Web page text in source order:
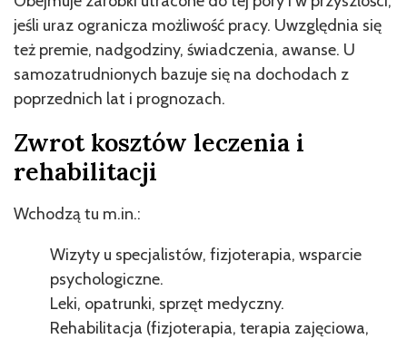
jeśli uraz ogranicza możliwość pracy. Uwzględnia się
też premie, nadgodziny, świadczenia, awanse. U
samozatrudnionych bazuje się na dochodach z
poprzednich lat i prognozach.
Zwrot kosztów leczenia i
rehabilitacji
Wchodzą tu m.in.:
Wizyty u specjalistów, fizjoterapia, wsparcie
psychologiczne.
Leki, opatrunki, sprzęt medyczny.
Rehabilitacja (fizjoterapia, terapia zajęciowa,